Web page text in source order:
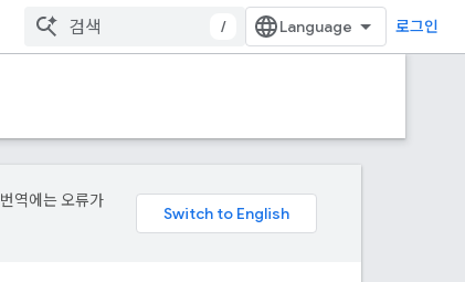
/ 로그인
역에는 오류가